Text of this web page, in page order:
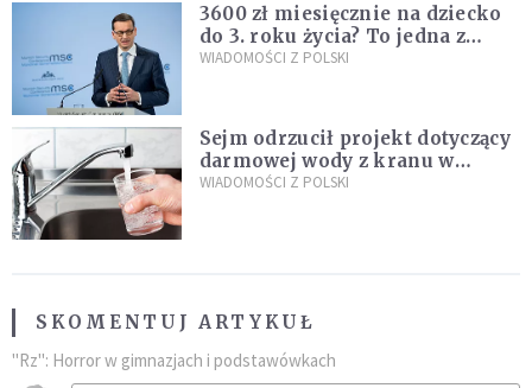
3600 zł miesięcznie na dziecko
do 3. roku życia? To jedna z
propozycji programu "Rozwój
WIADOMOŚCI Z POLSKI
Sejm odrzucił projekt dotyczący
darmowej wody z kranu w
restauracjach
WIADOMOŚCI Z POLSKI
SKOMENTUJ ARTYKUŁ
"Rz": Horror w gimnazjach i podstawówkach